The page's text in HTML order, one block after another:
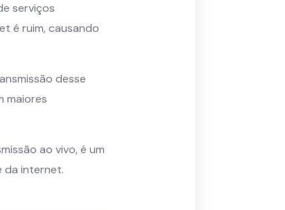
serviços
é ruim, causando
desse
maiores
ao vivo, é um
da internet.